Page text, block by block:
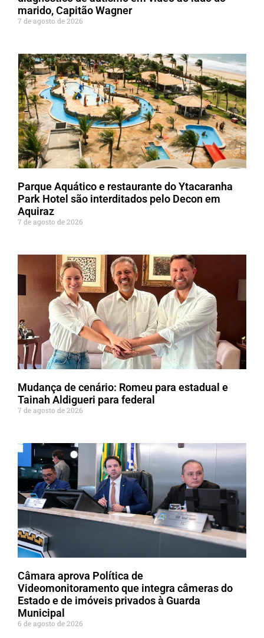
marido, Capitão Wagner
7 de agosto de 2026
Parque Aquático e restaurante do Ytacaranha
Park Hotel são interditados pelo Decon em
Aquiraz
7 de agosto de 2026
Mudança de cenário: Romeu para estadual e
Tainah Aldigueri para federal
7 de agosto de 2026
Câmara aprova Política de
Videomonitoramento que integra câmeras do
Estado e de imóveis privados à Guarda
Municipal
6 de agosto de 2026